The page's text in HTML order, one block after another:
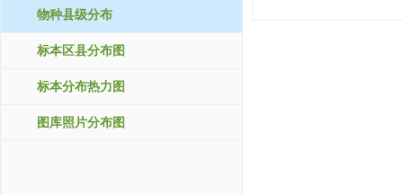
物种县级分布
标本区县分布图
标本分布热力图
图库照片分布图